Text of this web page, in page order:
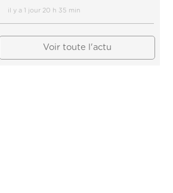
il y a 1 jour 20 h 35 min
Voir toute l'actu